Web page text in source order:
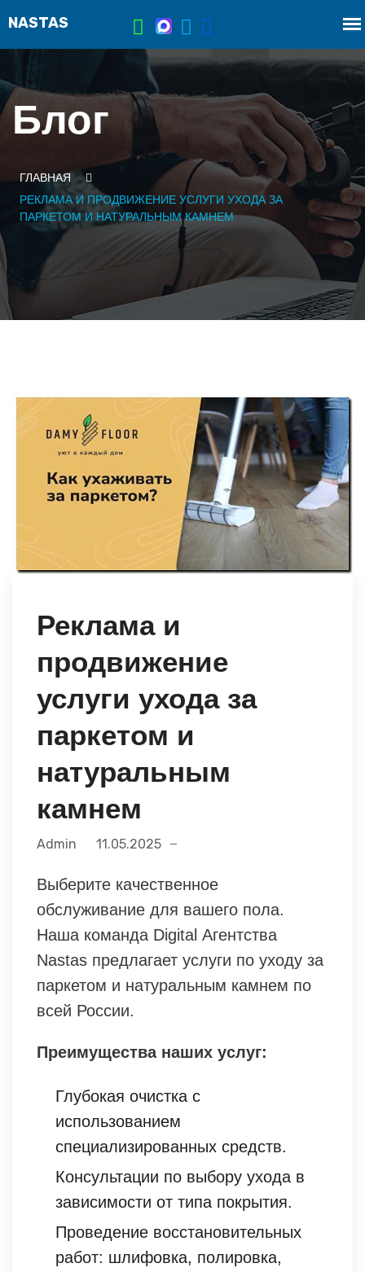
Блог
ГЛАВНАЯ
РЕКЛАМА И ПРОДВИЖЕНИЕ УСЛУГИ УХОДА ЗА
ПАРКЕТОМ И НАТУРАЛЬНЫМ КАМНЕМ
Реклама и
продвижение
услуги ухода за
паркетом и
натуральным
камнем
Admin 11.05.2025
Выберите качественное
обслуживание для вашего пола.
Наша команда Digital Агентства
Nastas предлагает услуги по уходу за
паркетом и натуральным камнем по
всей России.
Преимущества наших услуг:
Глубокая очистка с
использованием
специализированных средств.
Консультации по выбору ухода в
зависимости от типа покрытия.
Проведение восстановительных
работ: шлифовка, полировка,